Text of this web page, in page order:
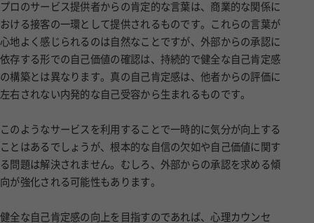
プロのサービス提供者からの肯定的な言葉は、商業的な関係に
おける接客の一環として提供されるものです。これらの言葉が
心地よく感じられるのは自然なことですが、外部からの承認に
依存する形での自己価値の確認は、持続的で健全な自己肯定感
の構築とは異なります。真の自己肯定感は、他者からの評価に
左右されない内発的な自己受容から生まれるものです。
このようなサービスを利用することで一時的に気分が向上する
ことはあるでしょうが、根本的な自信の欠如や自己価値に関す
る問題は解決されません。むしろ、外部からの承認を求める傾
向が強化される可能性もあります。
健全な自己肯定感の向上を目指すのであれば、心理カウンセ